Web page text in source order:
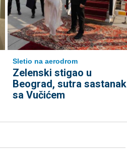
Sletio na aerodrom
Zelenski stigao u
Beograd, sutra sastanak
sa Vučićem